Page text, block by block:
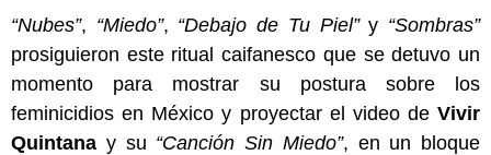
“Nubes”, “Miedo”, “Debajo de Tu Piel”y “Sombras”
prosiguieron este ritual caifanesco que se detuvo un
momento para mostrar su postura sobre los
feminicidios en México y proyectar el video de Vivir
Quintana y su “Canción Sin Miedo”, en un bloque